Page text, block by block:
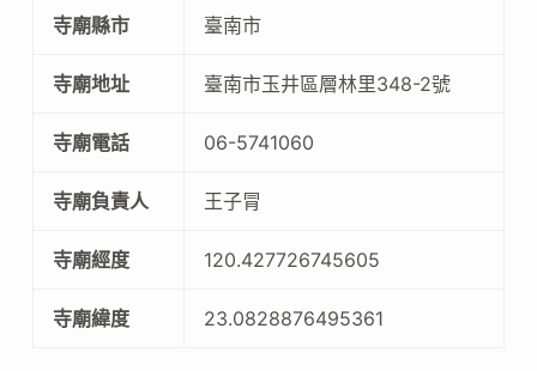
寺廟縣市 臺南市
寺廟地址 臺南市玉井區層林里348-2號
寺廟電話 06-5741060
寺廟負責人 王子冐
寺廟經度 120.427726745605
寺廟緯度 23.0828876495361